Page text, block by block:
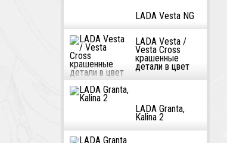
LADA Vesta NG
LADA Vesta /
Vesta Cross
крашенные
детали в цвет
LADA Granta,
Kalina 2